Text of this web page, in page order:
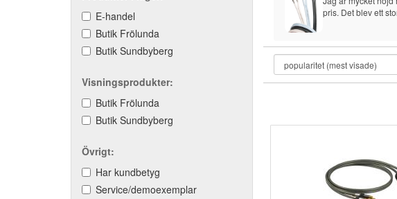
E-handel
Butik Frölunda
Butik Sundbyberg
Visningsprodukter:
Butik Frölunda
Butik Sundbyberg
Övrigt:
Har kundbetyg
Service/demoexemplar
pris. Det blev ett